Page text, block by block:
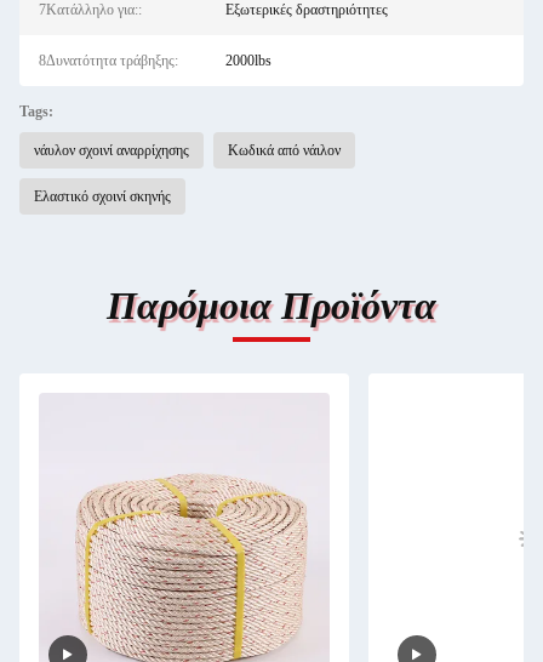
7Κατάλληλο για:: Εξωτερικές δραστηριότητες
8Δυνατότητα τράβηξης: 2000lbs
Tags:
νάυλον σχοινί αναρρίχησης Κωδικά από νάιλον
Ελαστικό σχοινί σκηνής
Παρόμοια Προϊόντα